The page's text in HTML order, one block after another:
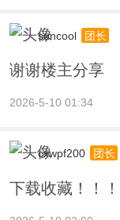
suncool 团长
谢谢楼主分享
2026-5-10 01:34
cxwpf200 团长
下载收藏！！！